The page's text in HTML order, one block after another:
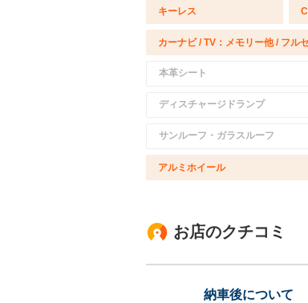
キーレス
カーナビ / TV：メモリー他 / フル
本革シート
ディスチャージドランプ
サンルーフ・ガラスルーフ
アルミホイール
お店のクチコミ
納車後について